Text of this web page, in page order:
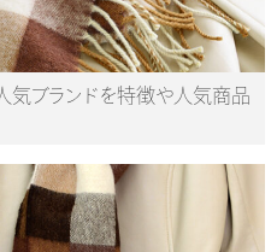
気ブランドを特徴や人気商品